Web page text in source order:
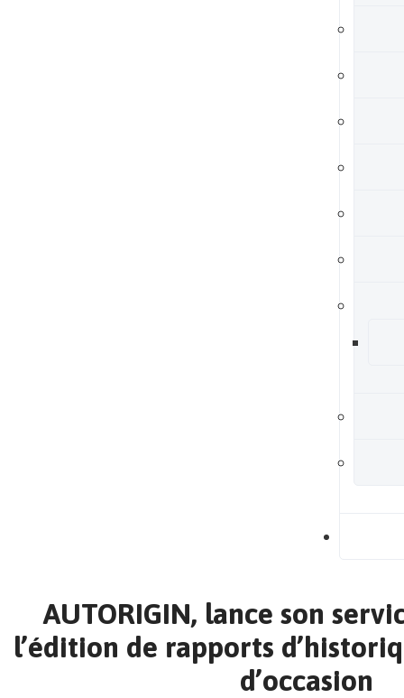
AUTORIGIN, lance son
l’édition de rapports
d’occasion